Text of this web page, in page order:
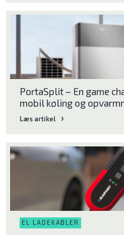
PortaSplit – En game
mobil køling og
Læs artikel
EL LADEKABLER